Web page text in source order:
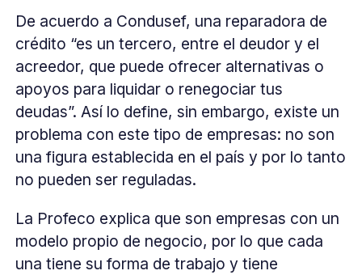
De acuerdo a Condusef, una reparadora de
crédito “es un tercero, entre el deudor y el
acreedor, que puede ofrecer alternativas o
apoyos para liquidar o renegociar tus
deudas”. Así lo define, sin embargo, existe un
problema con este tipo de empresas: no son
una figura establecida en el país y por lo tanto
no pueden ser reguladas.
La Profeco explica que son empresas con un
modelo propio de negocio, por lo que cada
una tiene su forma de trabajo y tiene